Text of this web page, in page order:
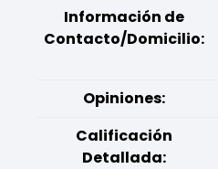
Información de
Contacto/Domicilio:
Opiniones:
Calificación
Detallada: